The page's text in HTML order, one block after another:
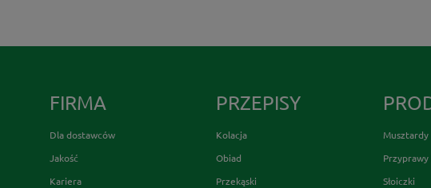
FIRMA
Dla dostawców
Jakość
Kariera
PRZEPISY
Kolacja
Obiad
Przekąski
Musztardy
Słoiczki